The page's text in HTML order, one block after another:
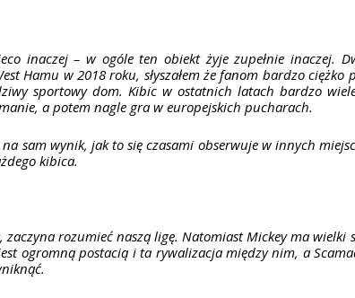
inaczej – w ogóle ten obiekt żyje zupełnie inaczej.
Hamu w 2018 roku, słyszałem że fanom bardzo ciężko
sportowy dom. Kibic w ostatnich latach bardzo
a potem nagle gra w europejskich pucharach.
sam wynik, jak to się czasami obserwuje w innych
kibica.
rozumieć naszą ligę. Natomiast Mickey ma wielki
ogromną postacią i ta rywalizacja między nim, a